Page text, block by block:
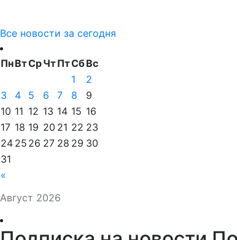
Все новости за сегодня
Август 2026
ПнВтСрЧтПтСбВс
«
1
2
3
4 5 6 7 8
9
10 11 12 13 14 15 16
17 18 19 20 21 22 23
24 25 26 27 28 29 30
31